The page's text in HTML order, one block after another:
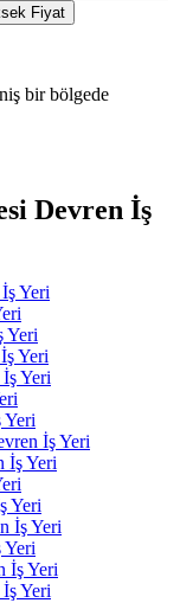
Fiyat
bir bölgede
Devren İş
Yeri
Yeri
Yeri
Yeri
Yeri
İş Yeri
İş Yeri
Yeri
İş Yeri
Yeri
İş Yeri
Yeri